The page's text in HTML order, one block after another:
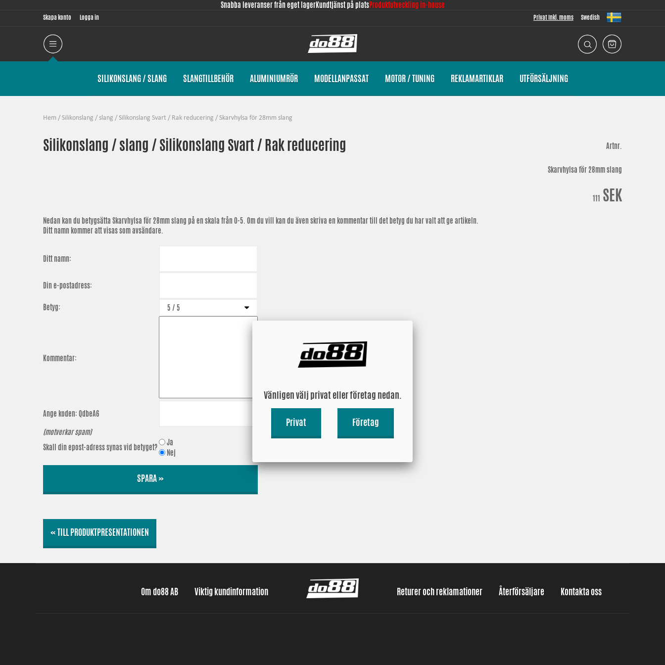
Snabba leveranser från eget lagerKundtjänst på platsProduktutveckling in-house
Skapa konto Logga in Privat Inkl. moms Swedish
SILIKONSLANG / SLANG SLANGTILLBEHÖR ALUMINIUMRÖR MODELLANPASSAT MOTOR / TUNING REKLAMARTIKLAR UTFÖRSÄLJNING
Hem / Silikonslang / slang / Silikonslang Svart / Rak reducering / Skarvhylsa för 28mm slang
Silikonslang / slang / Silikonslang Svart / Rak reducering Artnr.
Skarvhylsa för 28mm slang
111 SEK
Nedan kan du betygsätta Skarvhylsa för 28mm slang på en skala från 0-5. Om du vill kan du även skriva en kommentar till det betyg du har valt att ge artikeln.
Ditt namn kommer att visas som avsändare.
Ditt namn:
Din e-postadress:
Betyg:
Kommentar:
Ange koden: QdbeA6
(motverkar spam)
Skall din epost-adress synas vid betyget?
Ja
Nej
SPARA »
« TILL PRODUKTPRESENTATIONEN
Om do88 AB Viktig kundinformation Returer och reklamationer Återförsäljare Kontakta oss
Vänligen välj privat eller företag nedan.
Privat Företag